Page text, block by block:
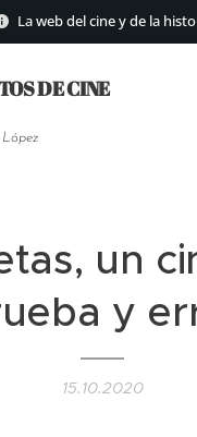
La web del cine y de la
DECINE
un
y
15.10.2020